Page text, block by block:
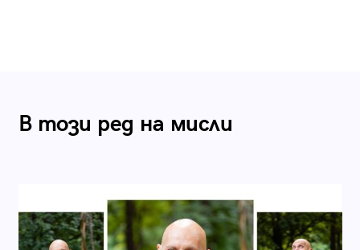
В този ред на мисли